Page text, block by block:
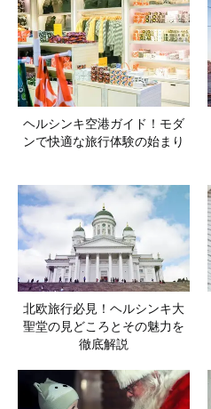
ヘルシンキ空港ガイド！モダ
ンで快適な旅行体験の始まり
北欧旅行必見！ヘルシンキ大
聖堂の見どころとその魅力を
徹底解説